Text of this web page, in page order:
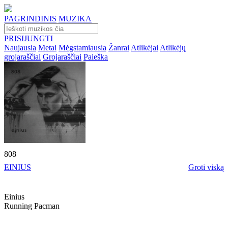
PAGRINDINIS MUZIKA
PRISIJUNGTI
Naujausia Metai Mėgstamiausia Žanrai Atlikėjai Atlikėjų
grojaraščiai Grojaraščiai Paieška
808
EINIUS
Groti viską
Einius
Running Pacman